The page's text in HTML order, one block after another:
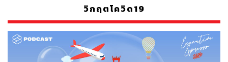
วิกฤตโควิด19